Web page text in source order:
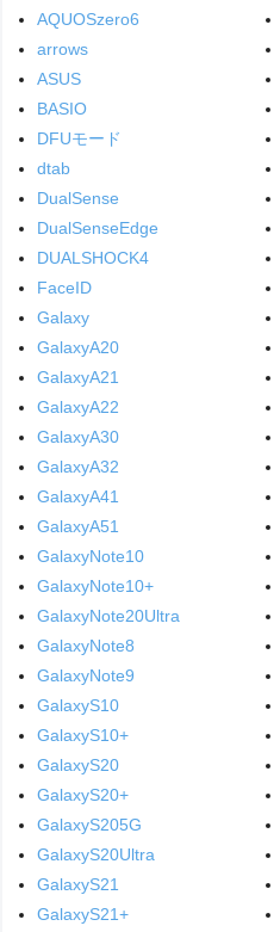
AQUOSzero6
arrows
ASUS
BASIO
DFUモード
dtab
DualSense
DualSenseEdge
DUALSHOCK4
FaceID
Galaxy
GalaxyA20
GalaxyA21
GalaxyA22
GalaxyA30
GalaxyA32
GalaxyA41
GalaxyA51
GalaxyNote10
GalaxyNote10+
GalaxyNote20Ultra
GalaxyNote8
GalaxyNote9
GalaxyS10
GalaxyS10+
GalaxyS20
GalaxyS20+
GalaxyS205G
GalaxyS20Ultra
GalaxyS21
GalaxyS21+